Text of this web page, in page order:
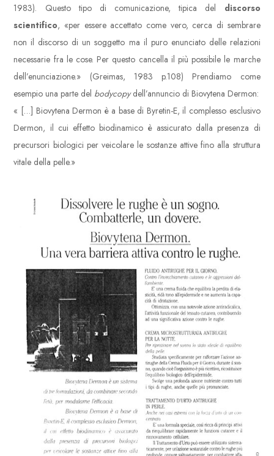
1983). Questo tipo di comunicazione, tipica del discorso
scientifico, «per essere accettato come vero, cerca di sembrare
non il discorso di un soggetto ma il puro enunciato delle relazioni
necessarie fra le cose. Per questo cancella il più possibile le marche
dell’enunciazione.» (Greimas, 1983 p.108) Prendiamo come
esempio una parte del bodycopydell’annuncio di Biovytena Dermon:
« […] Biovytena Dermon è a base di Byretin-E, il complesso esclusivo
Dermon, il cui effetto biodinamico è assicurato dalla presenza di
precursori biologici per veicolare le sostanze attive fino alla struttura
vitale della pelle.»